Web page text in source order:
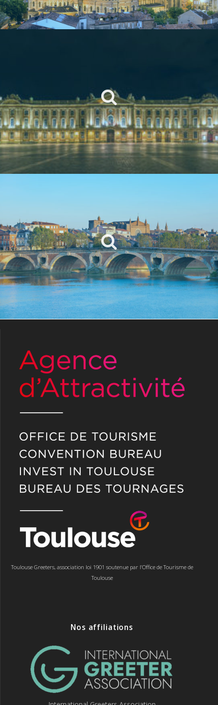
Toulouse Greeters, association loi 1901 soutenue par l’Office de Tourisme de
Toulouse
Nos affiliations